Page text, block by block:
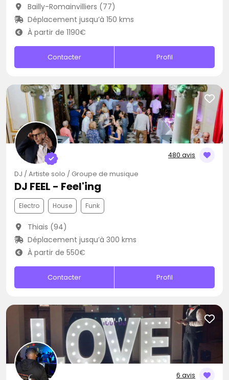
Bailly-Romainvilliers (77)
Déplacement jusqu’à 150 kms
À partir de 1190€
Contacter Profil
480 avis
DJ / Artiste solo / Groupe de musique
DJ FEEL - Feel'ing
Electro House Funk
Thiais (94)
Déplacement jusqu’à 300 kms
À partir de 550€
Contacter Profil
6 avis